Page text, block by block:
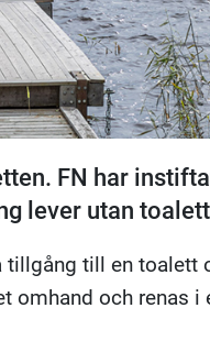
FN har
lever utan
till en toalett
omhand och renas